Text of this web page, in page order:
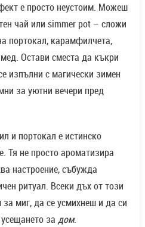
е просто неустоим. Можеш
чай или simmer pot – сложи
портокал, карамфилчета,
Остави сместа да къкри
изпълни с магически зимен
за уютни вечери пред
и портокал е истинско
Тя не просто ароматизира
настроение, събужда
ритуал. Всеки дъх от този
миг, да се усмихнеш и да си
за дом.